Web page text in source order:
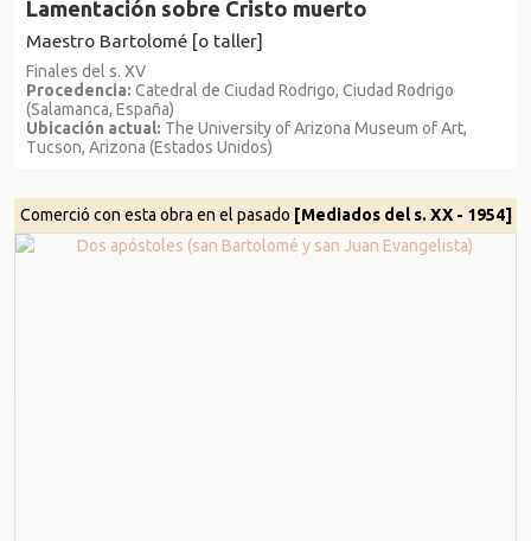
Lamentación sobre Cristo muerto
Maestro Bartolomé [o taller]
Finales del s. XV
Procedencia: Catedral de Ciudad Rodrigo, Ciudad Rodrigo
(Salamanca, España)
Ubicación actual: The University of Arizona Museum of Art,
Tucson, Arizona (Estados Unidos)
Comerció con esta obra en el pasado [Mediados del s. XX - 1954]